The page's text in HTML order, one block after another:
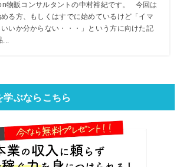
物販コンサルタントの中村裕紀です。 今回は
る方、もしくはすでに始めているけど「イマ
いか分からない・・・」という方に向けた記
学ぶならこちら